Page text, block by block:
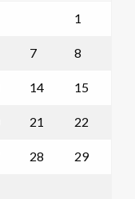
1
7 8
14 15
21 22
28 29